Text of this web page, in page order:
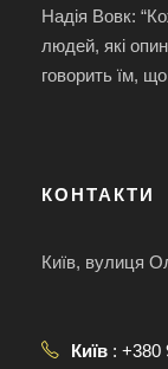
Надія Вовк:
людей, які
говорить їм,
КОНТАКТИ
Київ, вулиця
Київ : +380